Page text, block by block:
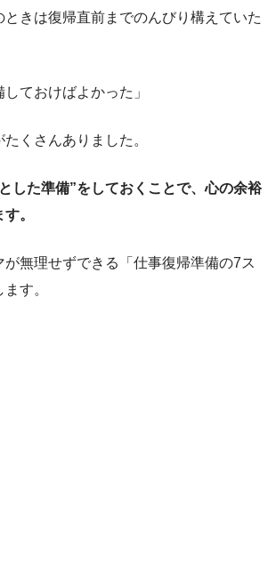
きは復帰直前までのんびり構えていた
しておけばよかった」
くさんありました。
した準備”をしておくことで、心の余裕
。
無理せずできる「仕事復帰準備の7ス
す。